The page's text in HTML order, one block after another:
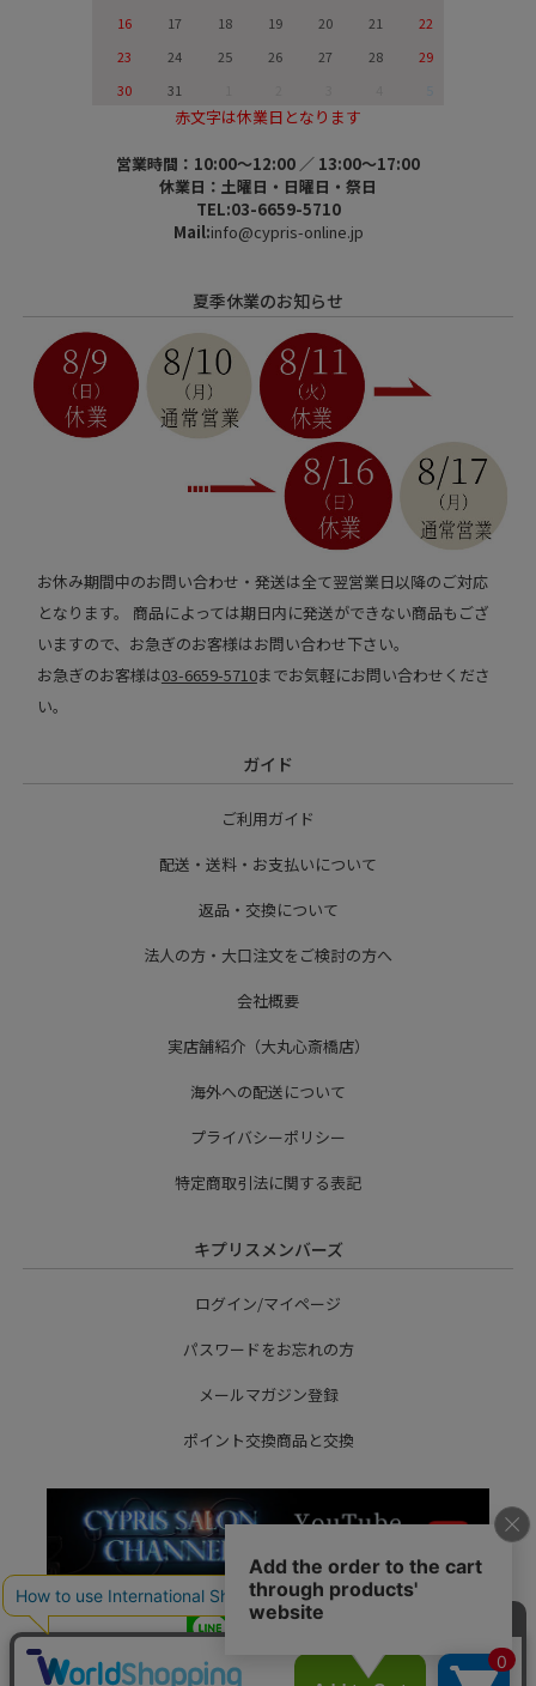
16
17 18 19 20 21
22
23
24 25 26 27 28
29
30
31
赤文字は休業日となります
営業時間：10:00～12:00 ／ 13:00～17:00
休業日：土曜日・日曜日・祭日
TEL:03-6659-5710
Mail:info@cypris-online.jp
夏季休業のお知らせ
お休み期間中のお問い合わせ・発送は全て翌営業日以降のご対応
となります。 商品によっては期日内に発送ができない商品もござ
いますので、お急ぎのお客様はお問い合わせ下さい。
お急ぎのお客様は03-6659-5710までお気軽にお問い合わせくださ
い。
ガイド
ご利用ガイド
配送・送料・お支払いについて
返品・交換について
法人の方・大口注文をご検討の方へ
会社概要
実店舗紹介（大丸心斎橋店）
海外への配送について
プライバシーポリシー
特定商取引法に関する表記
キプリスメンバーズ
ログイン/マイページ
パスワードをお忘れの方
メールマガジン登録
ポイント交換商品と交換